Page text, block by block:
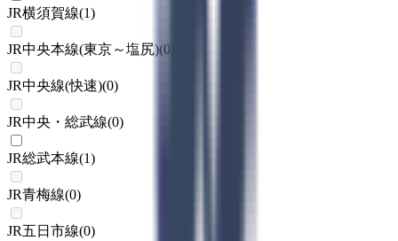
JR横須賀線(1)
JR中央本線(東京～塩尻)(0
JR中央線(快速)(0)
JR中央・総武線(0)
JR総武本線(1)
JR青梅線(0)
JR五日市線(0)